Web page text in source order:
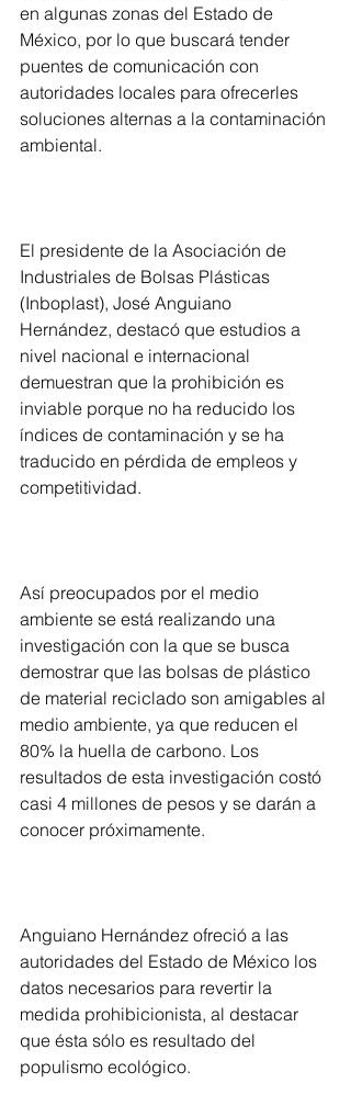
en algunas zonas del Estado de
México, por lo que buscará tender
puentes de comunicación con
autoridades locales para ofrecerles
soluciones alternas a la contaminación
ambiental.
El presidente de la Asociación de
Industriales de Bolsas Plásticas
(Inboplast), José Anguiano
Hernández, destacó que estudios a
nivel nacional e internacional
demuestran que la prohibición es
inviable porque no ha reducido los
índices de contaminación y se ha
traducido en pérdida de empleos y
competitividad.
Así preocupados por el medio
ambiente se está realizando una
investigación con la que se busca
demostrar que las bolsas de plástico
de material reciclado son amigables al
medio ambiente, ya que reducen el
80% la huella de carbono. Los
resultados de esta investigación costó
casi 4 millones de pesos y se darán a
conocer próximamente.
Anguiano Hernández ofreció a las
autoridades del Estado de México los
datos necesarios para revertir la
medida prohibicionista, al destacar
que ésta sólo es resultado del
populismo ecológico.